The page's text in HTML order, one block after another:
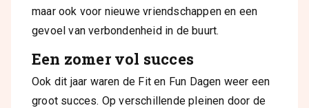
maar ook voor nieuwe vriendschappen en een
gevoel van verbondenheid in de buurt.
Een zomer vol succes
Ook dit jaar waren de Fit en Fun Dagen weer een
groot succes. Op verschillende pleinen door de